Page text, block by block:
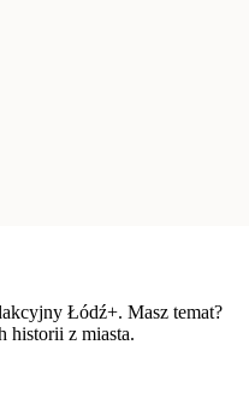
Łódź+. Masz temat?
historii z miasta.